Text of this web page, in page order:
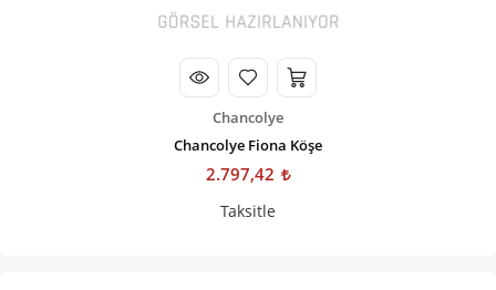
Chancolye
Chancolye Fiona Köşe
2.797,42
Taksitle